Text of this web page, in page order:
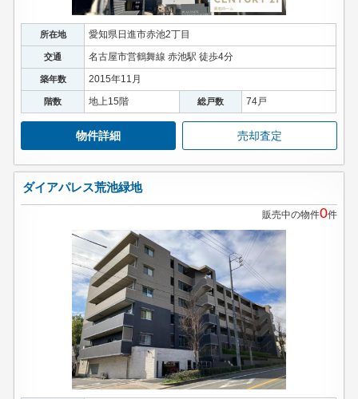
所在地 愛知県日進市赤池2丁目
交通 名古屋市営鶴舞線 赤池駅 徒歩4分
築年数 2015年11月
階数 地上15階 総戸数 74戸
物件詳細 売却査定
ダイアパレス荒池緑地
販売中の物件0件